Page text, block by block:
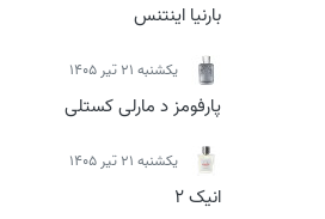
بارنیا اینتنس
يكشنبه 21 تیر 1405
پارفومز د مارلی کستلی
يكشنبه 21 تیر 1405
انیک 2